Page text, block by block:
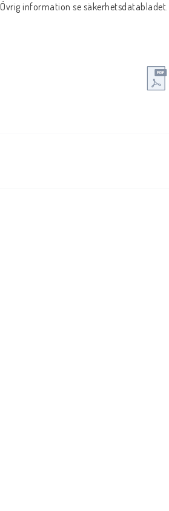
Övrig information se säkerhetsdatabladet.